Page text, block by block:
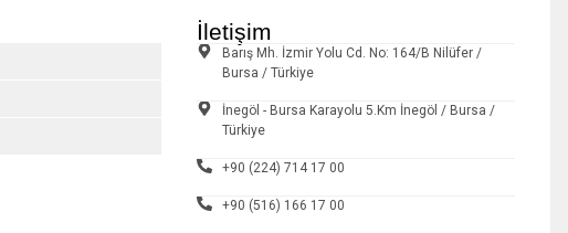
İletişim
Barış Mh. İzmir Yolu Cd. No: 164/B Nilüfer /
Bursa / Türkiye
İnegöl - Bursa Karayolu 5.Km İnegöl / Bursa /
Türkiye
+90 (224) 714 17 00
+90 (516) 166 17 00